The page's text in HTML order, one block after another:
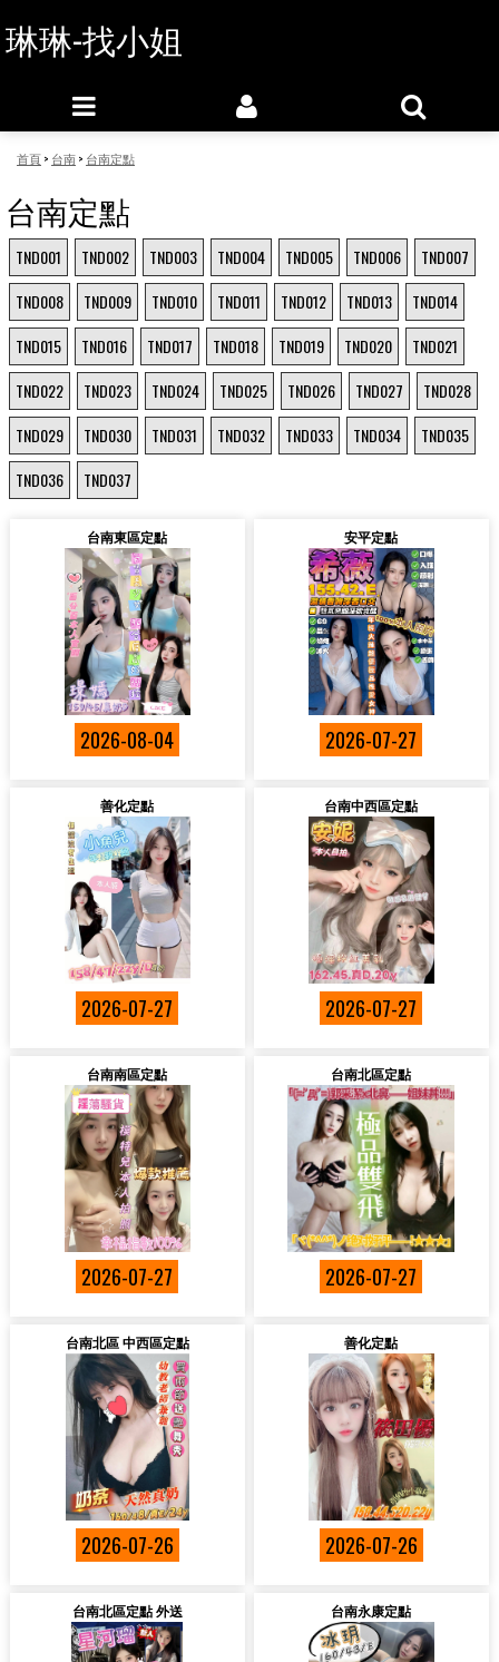
琳琳-找小姐
首頁> 台南> 台南定點
台南定點
TND001 TND002 TND003 TND004 TND005 TND006
TND007
TND008
TND009 TND010 TND011 TND012 TND013
TND014
TND015
TND016 TND017 TND018 TND019 TND020
TND021
TND022
TND023 TND024 TND025 TND026 TND027
TND028
TND029
TND030 TND031 TND032 TND033 TND034
TND035
TND036
TND037
台南東區定點
2026-08-04
安平定點
2026-07-27
善化定點
2026-07-27
台南中西區定點
2026-07-27
台南南區定點
2026-07-27
台南北區定點
2026-07-27
台南北區 中西區定點
2026-07-26
善化定點
2026-07-26
台南北區定點 外送 台南永康定點